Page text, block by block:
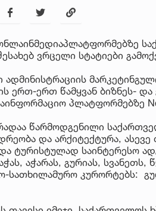
ონლაინმედიაპლატფორმებზე
ვრცელი სტატიები
ერთ-ერთ წამყვან ბიზნეს-
პლატფორმებზე
წარმოდგენილი
და არქიტექტურა, ასევე
ტურისტულად საინტერესო
აჭარას, გურიას,
სათხილამურო კურორტებს: